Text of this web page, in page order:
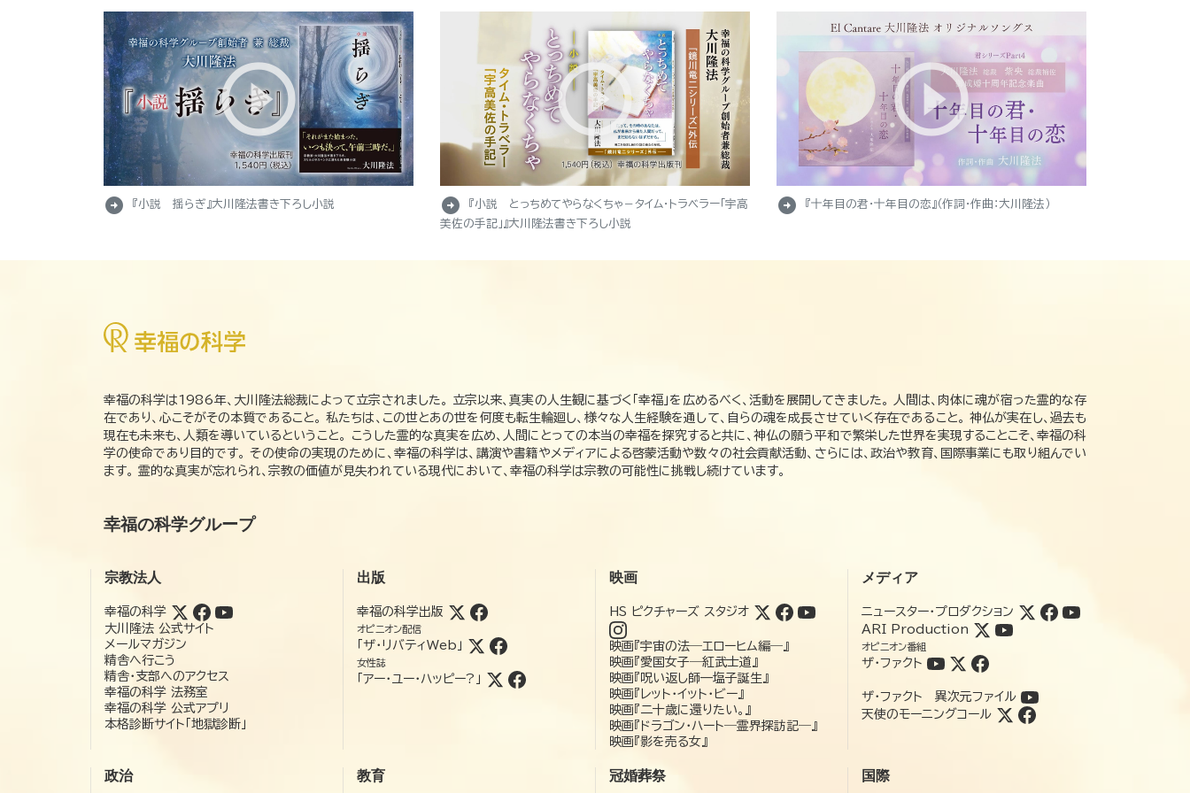
arrow_circle_right 『小説 揺らぎ』大川隆法書き下ろし小説 arrow_circle_right
『小説 とっちめてやらなくちゃ－タイム・トラベラー「宇高
美佐の手記」』大川隆法書き下ろし小説
arrow_circle_right 『十年目の君・十年目の恋』（作詞・作曲：大川隆法）
幸福の科学は1986年、大川隆法総裁によって立宗されました。 立宗以来、真実の人生観に基づく「幸福」を広めるべく、活動を展開してきました。 人間は、肉体に魂が宿った霊的な存
在であり、心こそがその本質であること。 私たちは、この世とあの世を何度も転生輪廻し、様々な人生経験を通して、自らの魂を成長させていく存在であること。 神仏が実在し、過去も
現在も未来も、人類を導いているということ。 こうした霊的な真実を広め、人間にとっての本当の幸福を探究すると共に、神仏の願う平和で繁栄した世界を実現することこそ、幸福の科
学の使命であり目的です。 その使命の実現のために、幸福の科学は、講演や書籍やメディアによる啓蒙活動や数々の社会貢献活動、さらには、政治や教育、国際事業にも取り組んでい
ます。 霊的な真実が忘れられ、宗教の価値が見失われている現代において、幸福の科学は宗教の可能性に挑戦し続けています。
幸福の科学グループ
宗教法人
幸福の科学
大川隆法 公式サイト
メールマガジン
精舎へ行こう
精舎・支部へのアクセス
幸福の科学 法務室
幸福の科学 公式アプリ
本格診断サイト「地獄診断」
出版
幸福の科学出版
オピニオン配信
「ザ・リバティWeb」
女性誌
「アー・ユー・ハッピー?」
映画
HS ピクチャーズ スタジオ
映画『宇宙の法―エローヒム編―』
映画『愛国女子―紅武士道』
映画『呪い返し師—塩子誕生』
映画『レット・イット・ビー』
映画『二十歳に還りたい。』
映画『ドラゴン・ハート―霊界探訪記―』
映画『影を売る女』
メディア
ニュースター・プロダクション
ARI Production
オピニオン番組
ザ・ファクト
ザ・ファクト 異次元ファイル
天使のモーニングコール
政治 教育 冠婚葬祭 国際